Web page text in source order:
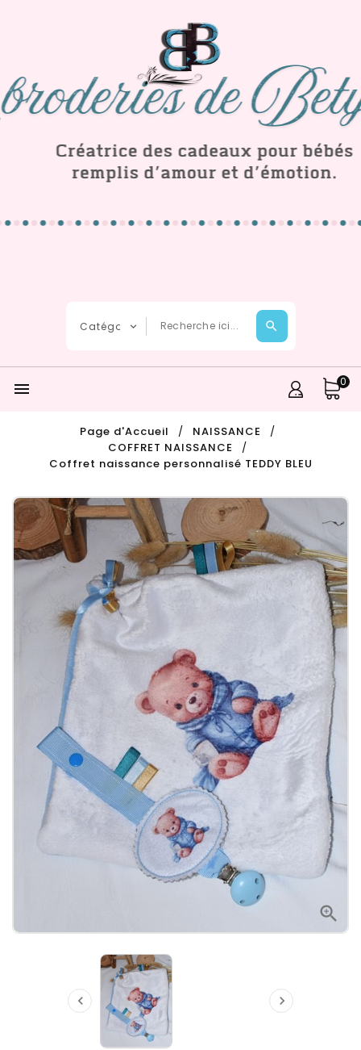
 0
Page d'Accueil
NAISSANCE
COFFRET NAISSANCE
Coffret naissance personnalisé TEDDY BLEU

 